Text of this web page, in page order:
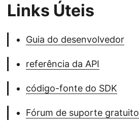
Links Úteis
Guia do desenvolvedor
referência da API
código-fonte do SDK
Fórum de suporte gratuito